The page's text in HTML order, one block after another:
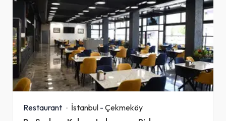
Restaurant İstanbul - Çekmeköy